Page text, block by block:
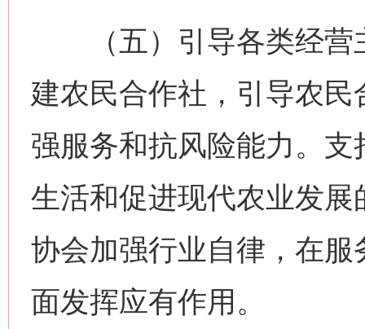
（五）引导各类经营
建农民合作社，引导农
强服务和抗风险能力。
生活和促进现代农业发
协会加强行业自律，在
面发挥应有作用。